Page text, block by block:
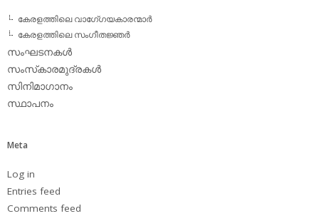
കേരളത്തിലെ വാഗേ്ഗയകാരന്മാര്‍
കേരളത്തിലെ സംഗീതജ്ഞര്‍
സംഘടനകള്‍
സംസ്‌കാരമുദ്രകള്‍
സിനിമാഗാനം
സ്ഥാപനം
Meta
Log in
Entries feed
Comments feed